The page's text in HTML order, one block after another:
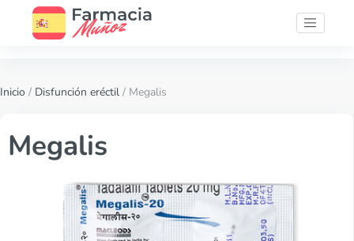
Inicio / Disfunción eréctil / Megalis
Megalis